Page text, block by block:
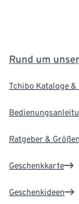
Rund um
Tchibo Kataloge &
Ratgeber &
Geschenkkarte
Geschenkideen